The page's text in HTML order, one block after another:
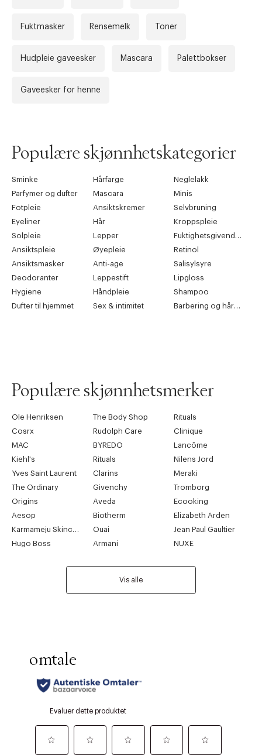
Fuktmasker Rensemelk Toner
Hudpleie gaveesker Mascara Palettbokser
Gaveesker for henne
Populære skjønnhetskategorier
Sminke Hårfarge
Neglelakk
Parfymer og dufter
Mascara
Minis
Fotpleie
Ansiktskremer
Selvbruning
Eyeliner
Hår
Kroppspleie
Solpleie
Lepper
Fuktighetsgivende pleie
Ansiktspleie
Øyepleie
Retinol
Ansiktsmasker
Anti-age
Salisylsyre
Deodoranter
Leppestift
Lipgloss
Hygiene
Håndpleie
Shampoo
Dufter til hjemmet
Sex & intimitet Barbering og hårfjerning
Populære skjønnhetsmerker
Ole Henriksen The Body Shop
Rituals
Cosrx
Rudolph Care
Clinique
MAC
BYREDO
Lancôme
Kiehl's
Rituals
Nilens Jord
Yves Saint Laurent
Clarins
Meraki
The Ordinary
Givenchy
Tromborg
Origins
Aveda
Ecooking
Aesop
Biotherm
Elizabeth Arden
Karmameju Skincare
Ouai
Jean Paul Gaultier
Hugo Boss
Armani NUXE
Vis alle